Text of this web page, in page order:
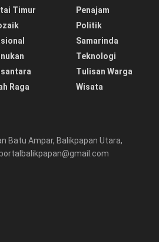
Timur
Raga
Penajam
Politik
Samarinda
Teknologi
Tulisan Warga
Wisata
Batu Ampar, Balikpapan Utara,